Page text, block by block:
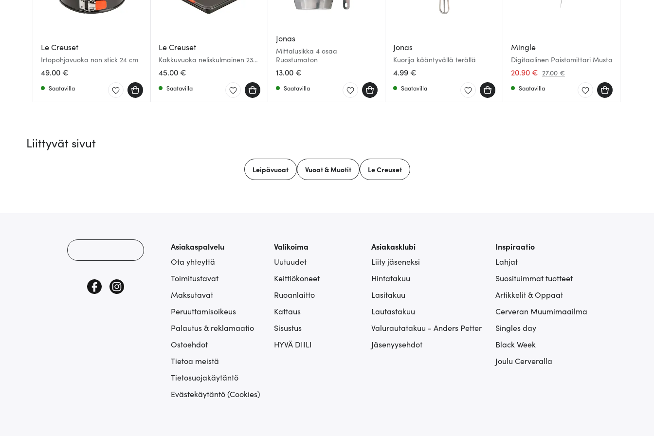
Le Creuset
Irtopohjavuoka non stick 24 cm
49.00 €
Saatavilla
Le Creuset
Kakkuvuoka neliskulmainen 23
cm Non Stick
45.00 €
Saatavilla
Jonas
Mittalusikka 4 osaa
Ruostumaton
13.00 €
Saatavilla
Jonas
Kuorija kääntyvällä terällä
4.99 €
Saatavilla
Mingle
Digitaalinen Paistomittari Musta
20.90 € 27.00 €
Saatavilla
Liittyvät sivut
Leipävuoat Vuoat & Muotit Le Creuset
Asiakaspalvelu
Ota yhteyttä
Toimitustavat
Maksutavat
Peruuttamisoikeus
Palautus & reklamaatio
Ostoehdot
Tietoa meistä
Tietosuojakäytäntö
Evästekäytäntö (Cookies)
Valikoima
Uutuudet
Keittiökoneet
Ruoanlaitto
Kattaus
Sisustus
HYVÄ DIILI
Asiakasklubi
Liity jäseneksi
Hintatakuu
Lasitakuu
Lautastakuu
Valurautatakuu - Anders Petter
Jäsenyysehdot
Inspiraatio
Lahjat
Suosituimmat tuotteet
Artikkelit & Oppaat
Cerveran Muumimaailma
Singles day
Black Week
Joulu Cerveralla